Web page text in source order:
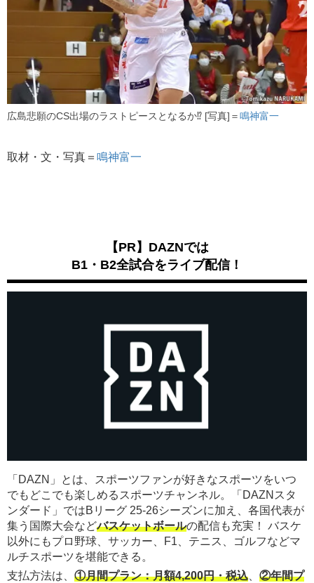
広島悲願のCS出場のラストピースとなるか⁉ [写真]＝ 鳴神富一
取材・文・写真＝ 鳴神富一
【PR】DAZNでは
B1・B2全試合をライブ配信！
「DAZN」とは、スポーツファンが好きなスポーツをいつ
でもどこでも楽しめるスポーツチャンネル。「DAZNスタ
ンダード」ではBリーグ 25-26シーズンに加え、各国代表が
集う国際大会などバスケットボールの配信も充実！ バスケ
以外にもプロ野球、サッカー、F1、テニス、ゴルフなどマ
ルチスポーツを堪能できる。
支払方法は、 ①月間プラン：月額4,200円・税込
②年間プ